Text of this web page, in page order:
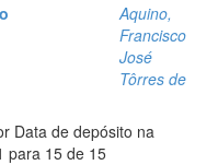
Aquino,
Francisco
José
Tôrres de
Data de depósito na
para 15 de 15